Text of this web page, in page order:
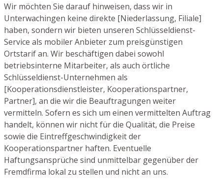
Wir möchten Sie darauf hinweisen, dass wir in
Unterwachingen keine direkte [Niederlassung, Filiale]
haben, sondern wir bieten unseren Schlüsseldienst-
Service als mobiler Anbieter zum preisgünstigen
Ortstarif an. Wir beschäftigen dabei sowohl
betriebsinterne Mitarbeiter, als auch örtliche
Schlüsseldienst-Unternehmen als
[Kooperationsdienstleister, Kooperationspartner,
Partner], an die wir die Beauftragungen weiter
vermitteln. Sofern es sich um einen vermittelten Auftrag
handelt, können wir nicht für die Qualität, die Preise
sowie die Eintreffgeschwindigkeit der
Kooperationspartner haften. Eventuelle
Haftungsansprüche sind unmittelbar gegenüber der
Fremdfirma lokal zu stellen und nicht an uns.